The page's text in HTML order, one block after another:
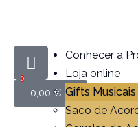
Conhecer a
Loja online
Gifts Musicais
Saco de
0,00€
0